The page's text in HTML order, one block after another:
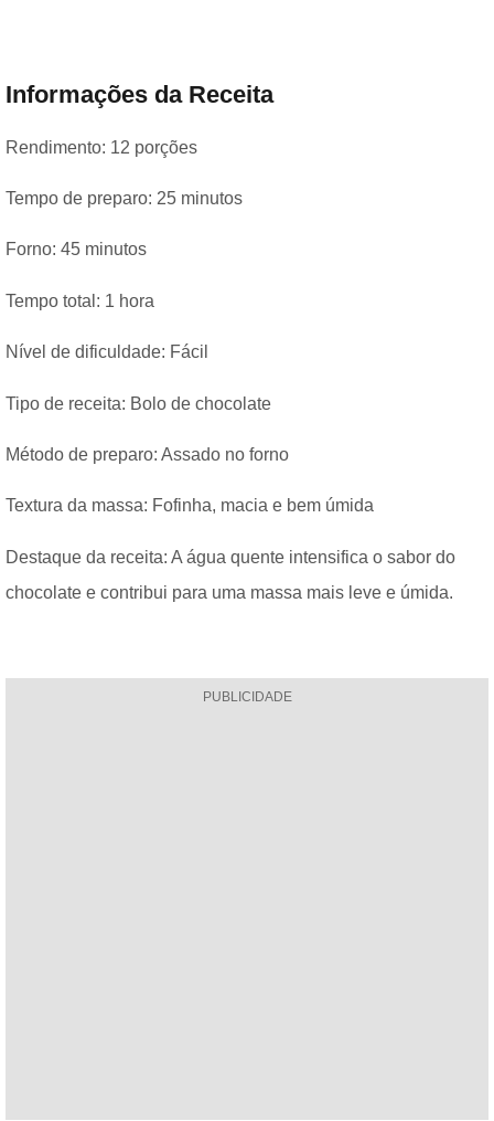
Informações da Receita
Rendimento: 12 porções
Tempo de preparo: 25 minutos
Forno: 45 minutos
Tempo total: 1 hora
Nível de dificuldade: Fácil
Tipo de receita: Bolo de chocolate
Método de preparo: Assado no forno
Textura da massa: Fofinha, macia e bem úmida
Destaque da receita: A água quente intensifica o sabor do
chocolate e contribui para uma massa mais leve e úmida.
PUBLICIDADE